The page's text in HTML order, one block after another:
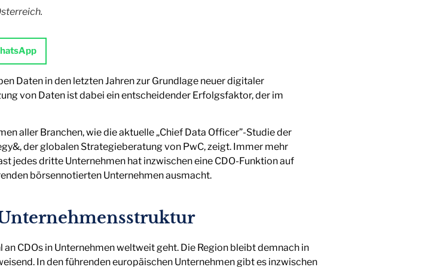
Daten in den letzten Jahren zur Grundlage neuer digitaler
von Daten ist dabei ein entscheidender Erfolgsfaktor, der im
aller Branchen, wie die aktuelle „Chief Data Officer”-Studie der
der globalen Strategieberatung von PwC, zeigt. Immer mehr
jedes dritte Unternehmen hat inzwischen eine CDO-Funktion auf
börsennotierten Unternehmen ausmacht.
CDOs in Unternehmen weltweit geht. Die Region bleibt demnach in
In den führenden europäischen Unternehmen gibt es inzwischen